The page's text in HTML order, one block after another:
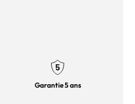
Garantie 5 ans